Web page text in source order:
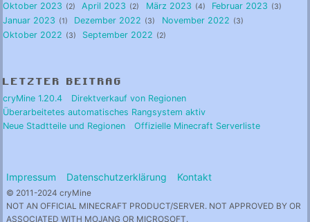
Oktober 2023 2 April 2023 2 März 2023 4 Februar 2023 3
Januar 2023 1 Dezember 2022 3 November 2022 3
Oktober 2022 3 September 2022 2
LETZTER BEITRAG
cryMine 1.20.4
Direktverkauf von Regionen
Überarbeitetes automatisches Rangsystem aktiv
Neue Stadtteile und Regionen
Offizielle Minecraft Serverliste
Impressum Datenschutzerklärung Kontakt
© 2011-2024 cryMine
NOT AN OFFICIAL MINECRAFT PRODUCT/SERVER. NOT APPROVED BY OR
ASSOCIATED WITH MOJANG OR MICROSOFT.